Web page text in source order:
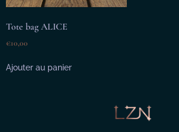
Tote bag ALICE
€10,00
Ajouter au panier